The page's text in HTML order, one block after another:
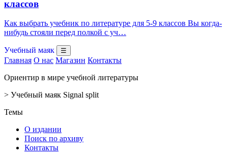
классов
Как выбрать учебник по литературе для 5-9 классов Вы когда-
нибудь стояли перед полкой с уч…
Учебный маяк ☰
Главная О нас Магазин Контакты
Ориентир в мире учебной литературы
> Учебный маяк Signal split
Темы
О издании
Поиск по архиву
Контакты